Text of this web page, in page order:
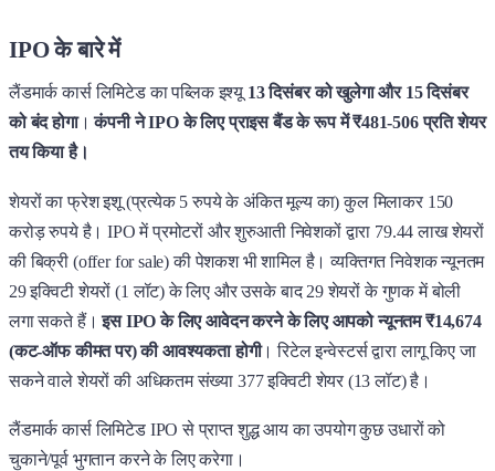
IPO के बारे में
लैंडमार्क कार्स लिमिटेड का पब्लिक इश्यू 13 दिसंबर को खुलेगा और 15 दिसंबर
को बंद होगा। कंपनी ने IPO के लिए प्राइस बैंड के रूप में ₹481-506 प्रति शेयर
तय किया है।
शेयरों का फ्रेश इशू (प्रत्येक 5 रुपये के अंकित मूल्य का) कुल मिलाकर 150
करोड़ रुपये है। IPO में प्रमोटरों और शुरुआती निवेशकों द्वारा 79.44 लाख शेयरों
की बिक्री (offer for sale) की पेशकश भी शामिल है। व्यक्तिगत निवेशक न्यूनतम
29 इक्विटी शेयरों (1 लॉट) के लिए और उसके बाद 29 शेयरों के गुणक में बोली
लगा सकते हैं।इस IPO के लिए आवेदन करने के लिए आपको न्यूनतम ₹14,674
(कट-ऑफ कीमत पर) की आवश्यकता होगी। रिटेल इन्वेस्टर्स द्वारा लागू किए जा
सकने वाले शेयरों की अधिकतम संख्या 377 इक्विटी शेयर (13 लॉट) है।
लैंडमार्क कार्स लिमिटेड IPO से प्राप्त शुद्ध आय का उपयोग कुछ उधारों को
चुकाने/पूर्व भुगतान करने के लिए करेगा।